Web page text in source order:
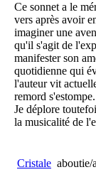
Ce sonnet a le
vers après avoir
imaginer une
qu'il s'agit de
manifester son
quotidienne qui
l'auteur vit
remord s'estompe.
Je déplore
la musicalité de
Cristale aboutie/